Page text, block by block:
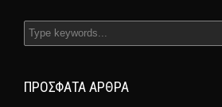
ΠΡΌΣΦΑΤΑ ΆΡΘΡΑ